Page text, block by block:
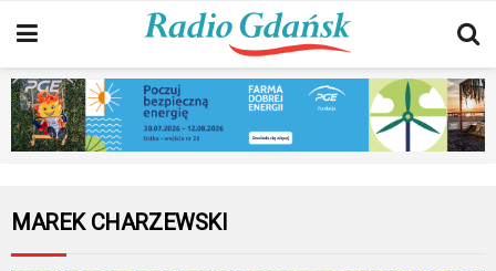
MAREK CHARZEWSKI